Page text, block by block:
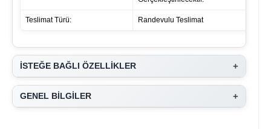
Teslimat Türü: Randevulu Teslimat
İSTEĞE BAĞLI ÖZELLİKLER +
GENEL BİLGİLER +